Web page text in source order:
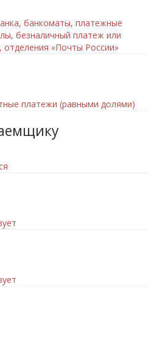
банкоматы, платежные
безналичный платеж или
отделения «Почты России»
платежи (равными долями)